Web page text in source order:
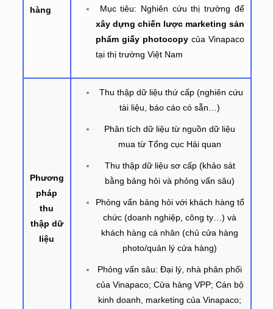
hàng
Mục tiêu: Nghiên cứu thị trường để
xây dựng chiến lược marketing sản
phẩm giấy photocopy của Vinapaco
tại thị trường Việt Nam
Phương
pháp
thu
thập dữ
liệu
Thu thập dữ liệu thứ cấp (nghiên cứu
tài liệu, báo cáo có sẵn…)
Phân tích dữ liệu từ nguồn dữ liệu
mua từ Tổng cục Hải quan
Thu thập dữ liệu sơ cấp (khảo sát
bằng bảng hỏi và phỏng vấn sâu)
Phỏng vấn bảng hỏi với khách hàng tổ
chức (doanh nghiệp, công ty…) và
khách hàng cá nhân (chủ cửa hàng
photo/quản lý cửa hàng)
Phỏng vấn sâu: Đại lý, nhà phân phối
của Vinapaco; Cửa hàng VPP; Cán bộ
kinh doanh, marketing của Vinapaco;